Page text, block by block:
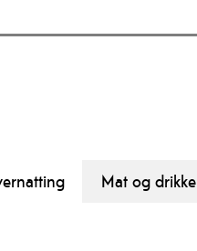
Mat og drikke